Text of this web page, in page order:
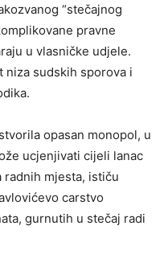
“stečajnog
pravne
u vlasničke udjele.
niza sudskih sporova i
opasan monopol, u
ucjenjivati cijeli lanac
radnih mjesta, ističu
carstvo
gurnutih u stečaj radi